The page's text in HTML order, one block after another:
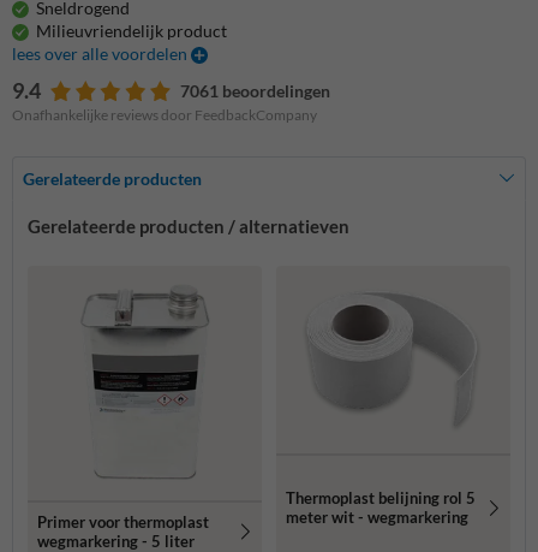
Sneldrogend
Milieuvriendelijk product
lees over alle voordelen
9.4 7061 beoordelingen
Onafhankelijke reviews door FeedbackCompany
Gerelateerde producten
Gerelateerde producten / alternatieven
Primer voor thermoplast
wegmarkering - 5 liter
Thermoplast belijning rol 5
meter wit - wegmarkering